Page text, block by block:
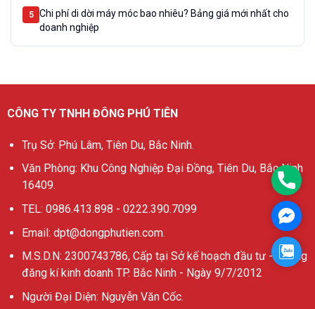
5
Chi phí di dời máy móc bao nhiêu? Bảng giá mới nhất cho
doanh nghiệp
CÔNG TY TNHH ĐÔNG PHÚ TIÊN
Trụ Sở: Phú Lâm, Tiên Du, Bắc Ninh.
Văn Phòng: Khu Công Nghiệp Đại Đồng, Tiên Du, Bắc Ninh
16409.
TEL: 0986.413.898 - 0222.390.7099
Email: dpt@dongphutien.com.
M.S.D.N: 2300743786, Cấp tại Sở kế hoạch đầu tư - Phòng
đăng kí kinh doanh TP. Bắc Ninh - Ngày 9/7/2012
Người Đại Diện: Nguyễn Văn Cốc.
Zalo